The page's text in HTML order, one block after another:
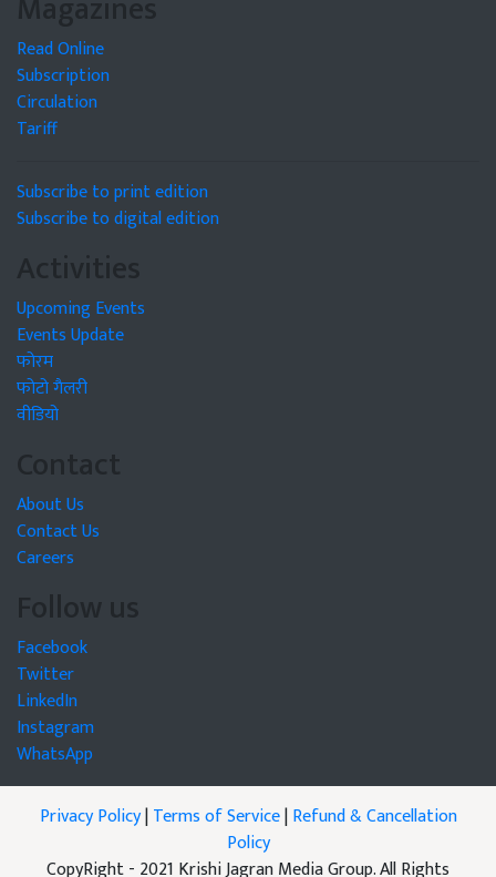
Read Online
Subscription
Circulation
Tariff
Subscribe to print edition
Subscribe to digital edition
Activities
Upcoming Events
Events Update
फोरम
फोटो गैलरी
वीडियो
Contact
About Us
Contact Us
Careers
Follow us
Facebook
Twitter
LinkedIn
Instagram
WhatsApp
Privacy Policy|Terms of Service|Refund & Cancellation
Policy
CopyRight - 2021 Krishi Jagran Media Group. All Rights